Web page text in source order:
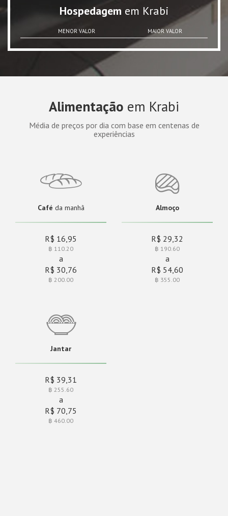
Hospedagem em Krabi
MENOR VALOR MAIOR VALOR
Alimentação em Krabi
Média de preços por dia com base em centenas de
experiências
Café da manhã
R$ 16,95
฿ 110.20
a
R$ 30,76
฿ 200.00
Almoço
R$ 29,32
฿ 190.60
a
R$ 54,60
฿ 355.00
Jantar
R$ 39,31
฿ 255.60
a
R$ 70,75
฿ 460.00